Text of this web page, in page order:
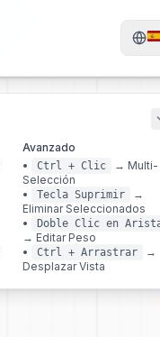
Avanzado
•
Ctrl + Clic → Multi-
Selección
•
Tecla Suprimir
→
Eliminar Seleccionados
•
Doble Clic en
→ Editar Peso
•
Ctrl + Arrastrar
→
Desplazar Vista